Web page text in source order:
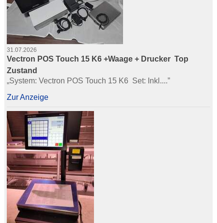
31.07.2026
Vectron POS Touch 15 K6 +Waage + Drucker  Top
Zustand
„System: Vectron POS Touch 15 K6  Set: Inkl....”
Zur Anzeige